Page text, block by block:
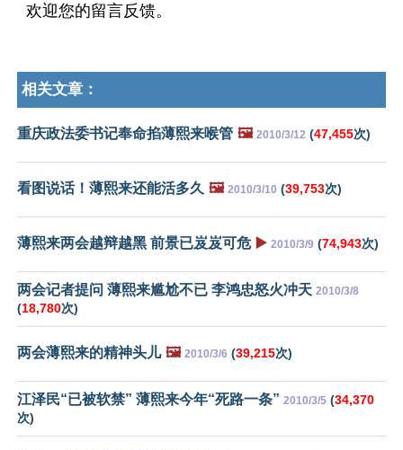
欢迎您的留言反馈。
相关文章：
重庆政法委书记奉命掐薄熙来喉管 🖼️ 2010/3/12 (47,455次)
看图说话！薄熙来还能活多久 🖼️ 2010/3/10 (39,753次)
薄熙来两会越辩越黑 前景已岌岌可危 ▶️ 2010/3/9 (74,943次)
两会记者提问 薄熙来尴尬不已 李鸿忠怒火冲天 2010/3/8
(18,780次)
两会薄熙来的精神头儿 🖼️ 2010/3/6 (39,215次)
江泽民“已被软禁” 薄熙来今年“死路一条” 2010/3/5 (34,370
次)